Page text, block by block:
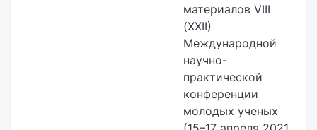
материалов VIII
(XXII)
Международной
научно-
практической
конференции
молодых ученых